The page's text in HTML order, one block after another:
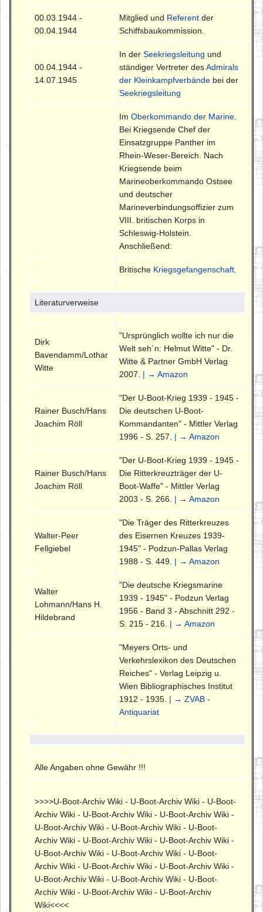
00.03.1944 -
00.04.1944
Mitglied und Referent der
Schiffsbaukommission.
00.04.1944 -
14.07.1945
In derSeekriegsleitung und
ständiger Vertreter desAdmirals
der Kleinkampfverbände bei der
Seekriegsleitung
ImOberkommando der Marine
Bei Kriegsende Chef der
Einsatzgruppe Panther im
Rhein-Weser-Bereich. Nach
Kriegsende beim
Marineoberkommando Ostsee
und deutscher
Marineverbindungsoffizier zum
VIII. britischen Korps in
Schleswig-Holstein.
Anschließend:
Britische Kriegsgefangenschaft
Literaturverweise
Dirk
Bavendamm/Lothar
Witte
"Ursprünglich wollte ich nur die
Welt seh´n: Helmut Witte" - Dr.
Witte & Partner GmbH Verlag
2007. | → Amazon
Rainer Busch/Hans
Joachim Röll
"Der U-Boot-Krieg 1939 - 1945 -
Die deutschen U-Boot-
Kommandanten" - Mittler Verlag
1996 - S. 257. | → Amazon
Rainer Busch/Hans
Joachim Röll
"Der U-Boot-Krieg 1939 - 1945 -
Die Ritterkreuzträger der U-
Boot-Waffe" - Mittler Verlag
2003 - S. 266. | → Amazon
Walter-Peer
Fellgiebel
"Die Träger des Ritterkreuzes
des Eisernen Kreuzes 1939-
1945" - Podzun-Pallas Verlag
1988 - S. 449. | → Amazon
Walter
Lohmann/Hans H.
Hildebrand
"Die deutsche Kriegsmarine
1939 - 1945" - Podzun Verlag
1956 - Band 3 - Abschnitt 292 -
S. 215 - 216. | → Amazon
"Meyers Orts- und
Verkehrslexikon des Deutschen
Reiches" - Verlag Leipzig u.
Wien Bibliographisches Institut
1912 - 1935. | → ZVAB -
Antiquariat
Alle Angaben ohne Gewähr !!!
>>>>U-Boot-Archiv Wiki - U-Boot-Archiv Wiki - U-Boot-
Archiv Wiki - U-Boot-Archiv Wiki - U-Boot-Archiv Wiki -
U-Boot-Archiv Wiki - U-Boot-Archiv Wiki - U-Boot-
Archiv Wiki - U-Boot-Archiv Wiki - U-Boot-Archiv Wiki -
U-Boot-Archiv Wiki - U-Boot-Archiv Wiki - U-Boot-
Archiv Wiki - U-Boot-Archiv Wiki - U-Boot-Archiv Wiki -
U-Boot-Archiv Wiki - U-Boot-Archiv Wiki - U-Boot-
Archiv Wiki - U-Boot-Archiv Wiki - U-Boot-Archiv
Wiki<<<<